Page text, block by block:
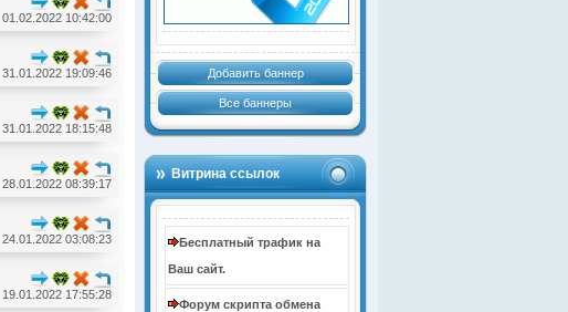
Добавить баннер
Все баннеры
Витрина ссылок
Бесплатный трафик на
Ваш сайт.
Форум скрипта обмена
01.02.2022 10:42:00
31.01.2022 19:09:46
31.01.2022 18:15:48
28.01.2022 08:39:17
24.01.2022 03:08:23
19.01.2022 17:55:28